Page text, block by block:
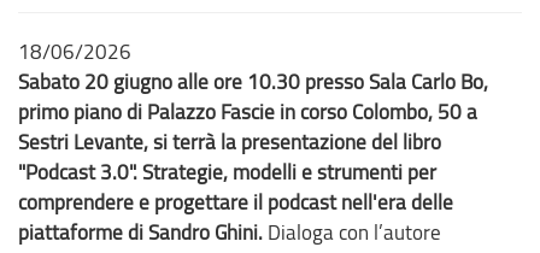
18/06/2026
Sabato 20 giugno alle ore 10.30 presso Sala Carlo Bo,
primo piano di Palazzo Fascie in corso Colombo, 50 a
Sestri Levante, si terrà la presentazione del libro
"Podcast 3.0". Strategie, modelli e strumenti per
comprendere e progettare il podcast nell'era delle
piattaforme di Sandro Ghini. Dialoga con l’autore